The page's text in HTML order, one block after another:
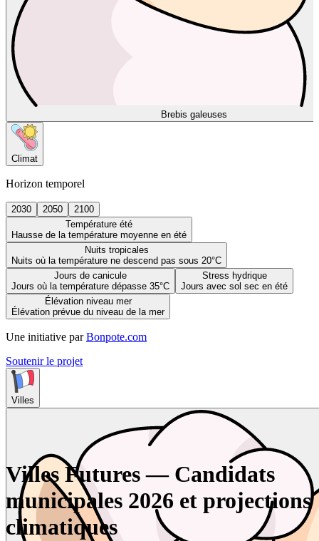
Brebis galeuses
Climat
Horizon temporel
2030 2050
2100
Température été
Hausse de la température moyenne en été
Nuits tropicales
Nuits où la température ne descend pas sous 20°C
Jours de canicule
Jours où la température dépasse 35°C
Stress hydrique
Jours avec sol sec en été
Élévation niveau mer
Élévation prévue du niveau de la mer
Une initiative par Bonpote.com
Soutenir le projet
Villes
Villes Futures — Candidats
municipales 2026 et projections
climatiques